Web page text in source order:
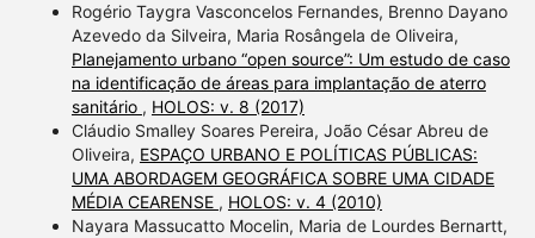
Rogério Taygra Vasconcelos Fernandes, Brenno Dayano
Azevedo da Silveira, Maria Rosângela de Oliveira,
Planejamento urbano “open source”: Um estudo de caso
na identificação de áreas para implantação de aterro
sanitário , HOLOS: v. 8 (2017)
Cláudio Smalley Soares Pereira, João César Abreu de
Oliveira, ESPAÇO URBANO E POLÍTICAS PÚBLICAS:
UMA ABORDAGEM GEOGRÁFICA SOBRE UMA CIDADE
MÉDIA CEARENSE , HOLOS: v. 4 (2010)
Nayara Massucatto Mocelin, Maria de Lourdes Bernartt,